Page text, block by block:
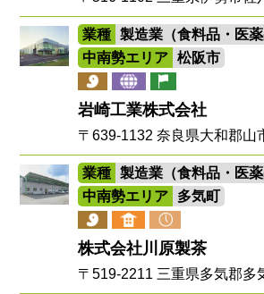
業種
製造業（食料品・医薬
中南勢エリア
松阪市
岩崎工業株式会社
〒639-1132 奈良県大和郡山
業種
製造業（食料品・医薬
中南勢エリア
多気町
株式会社川原製茶
〒519-2211 三重県多気郡多